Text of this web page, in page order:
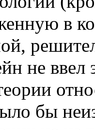
в
не ввел
бы